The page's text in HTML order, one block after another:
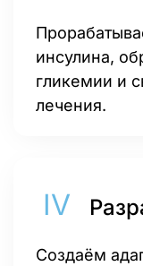
инсулина,
гликемии и
лечения.
Создаём